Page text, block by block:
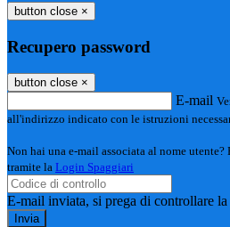
button close ×
Recupero password
button close ×
E-mail
all'indirizzo indicato con le istruzioni
Non hai una e-mail associata al nome
tramite la Login Spaggiari
E-mail inviata, si prega di controllare